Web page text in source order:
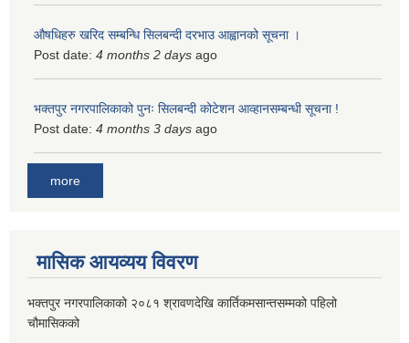
औषधिहरु खरिद सम्बन्धि सिलबन्दी दरभाउ आह्वानको सूचना ।
Post date: 4 months 2 days ago
भक्तपुर नगरपालिकाको पुनः सिलबन्दी कोटेशन आव्हानसम्बन्धी सूचना !
Post date: 4 months 3 days ago
more
मासिक आयव्यय विवरण
भक्तपुर नगरपालिकाको २०८१ श्रावणदेखि कार्तिकमसान्तसम्मको पहिलो
चौमासिकको